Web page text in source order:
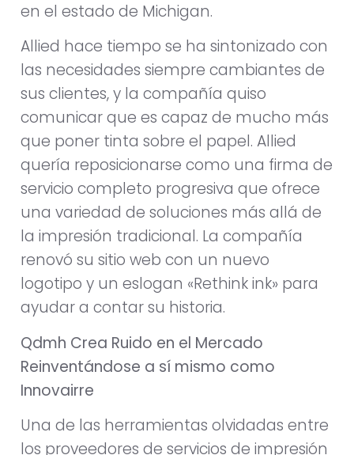
en el estado de Michigan.
Allied hace tiempo se ha sintonizado con
las necesidades siempre cambiantes de
sus clientes, y la compañía quiso
comunicar que es capaz de mucho más
que poner tinta sobre el papel. Allied
quería reposicionarse como una firma de
servicio completo progresiva que ofrece
una variedad de soluciones más allá de
la impresión tradicional. La compañía
renovó su sitio web con un nuevo
logotipo y un eslogan «Rethink ink» para
ayudar a contar su historia.
Qdmh Crea Ruido en el Mercado
Reinventándose a sí mismo como
Innovairre
Una de las herramientas olvidadas entre
los proveedores de servicios de impresión